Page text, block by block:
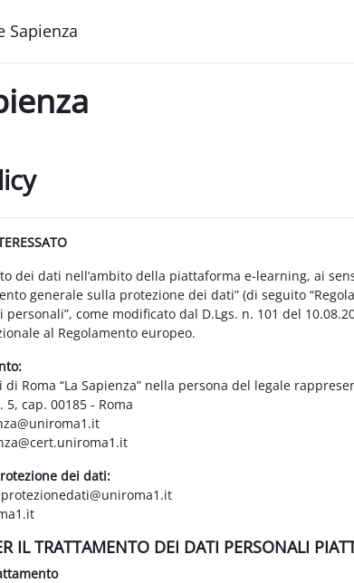
Sapienza
dei dati nell’ambito della piattaforma e-learning, ai
generale sulla protezione dei dati” (di seguito
come modificato dal D.Lgs. n. 101 del
al Regolamento europeo.
Roma “La Sapienza” nella persona del legale
5, cap. 00185 - Roma
dei dati:
IL TRATTAMENTO DEI DATI PERSONALI